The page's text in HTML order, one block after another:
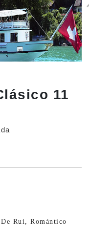
11
Rui, Romántico